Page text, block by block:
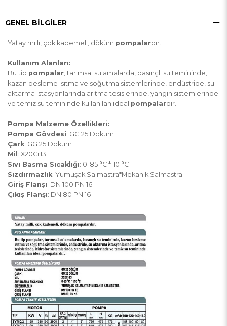
GENEL BILGILER
Yatay milli, çok kademeli, döküm pompalardır.
Kullanım Alanları:
Bu tip pompalar, tarımsal sulamalarda, basınçlı su temininde,
kazan besleme ısıtma ve soğutma sistemlerinde, endüstride, su
aktarma istasyonlarında arıtma tesislerinde, yangın sistemlerinde
ve temiz su temininde kullanılan ideal pompalardır.
Pompa Malzeme Özellikleri:
Pompa Gövdesi: GG 25 Döküm
Çark: GG 25 Döküm
Mil : X20Cr13
Sıvı Basma Sıcaklığı: 0-85 °C *110 °C
Sızdırmazlık: Yumuşak Salmastra*Mekanik Salmastra
Giriş Flanşı: DN 100 PN 16
Çıkış Flanşı: DN 80 PN 16